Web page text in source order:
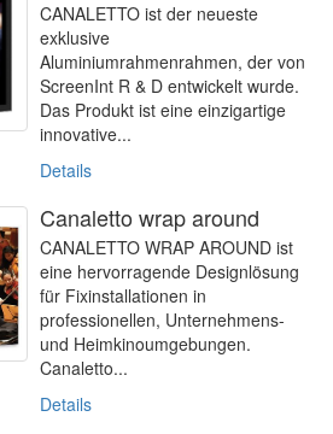
CANALETTO ist der neueste
exklusive
Aluminiumrahmenrahmen, der von
ScreenInt R & D entwickelt wurde.
Das Produkt ist eine einzigartige
innovative...
Details
Canaletto wrap around
CANALETTO WRAP AROUND ist
eine hervorragende Designlösung
für Fixinstallationen in
professionellen, Unternehmens-
und Heimkinoumgebungen.
Canaletto...
Details